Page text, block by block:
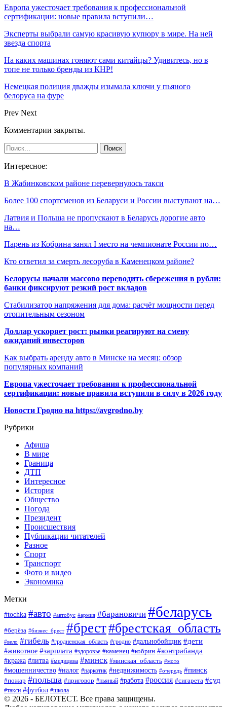
Европа ужесточает требования к профессиональной
сертификации: новые правила вступили…
Эксперты выбрали самую красивую купюру в мире. На ней
звезда спорта
На каких машинах гоняют сами китайцы? Удивитесь, но в
топе не только бренды из КНР!
Немецкая полиция дважды изымала ключи у пьяного
белоруса на фуре
Prev Next
Комментарии закрыты.
Интересное:
В Жабинковском районе перевернулось такси
Более 100 спортсменов из Беларуси и России выступают на…
Латвия и Польша не пропускают в Беларусь дорогие авто
на…
Парень из Кобрина занял I место на чемпионате России по…
Кто ответил за смерть лесоруба в Каменецком районе?
Белорусы начали массово переводить сбережения в рубли:
банки фиксируют резкий рост вкладов
Стабилизатор напряжения для дома: расчёт мощности перед
отопительным сезоном
Доллар ускоряет рост: рынки реагируют на смену
ожиданий инвесторов
Как выбрать аренду авто в Минске на месяц: обзор
популярных компаний
Европа ужесточает требования к профессиональной
сертификации: новые правила вступили в силу в 2026 году
Новости Гродно на https://avgrodno.by
Рубрики
Афиша
В мире
Граница
ДТП
Интересное
История
Общество
Погода
Президент
Происшествия
Публикации читателей
Разное
Спорт
Транспорт
Фото и видео
Экономика
Метки
#tochka #авто #автобус #армия #барановичи #беларусь
#берёза #бизнес_брест #брест#брестская_область
#вело #гибель #гродненская_область #гродно #дальнобойщик #дети
#животное #зарплата #здоровье #каменец #кобрин #контрабанда
#кража #литва #медицина #минск #минская_область #мото
#мошенничество #налог #наркотик #недвижимость #очередь #пинск
#пожар #польша #приговор #пьяный #работа #россия #сигарета #суд
#такси #футбол #школа
© 2026 - БЕЛОТЕСТ. Все права защищены.